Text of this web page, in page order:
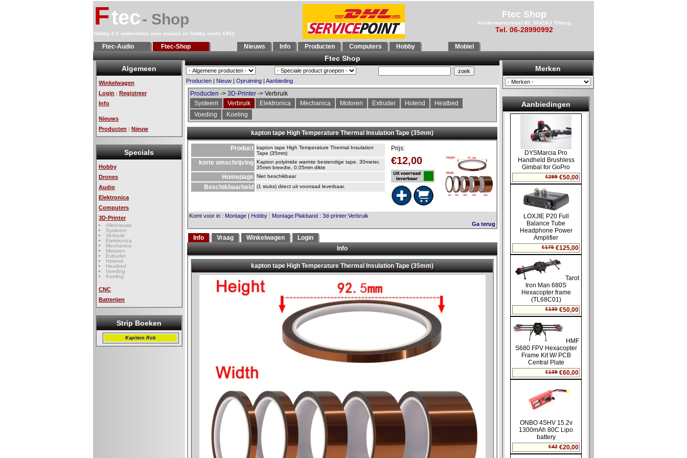
Ftec- Shop
Hobby 2.0 onderdelen voor muziek en hobby sinds 1993
Ftec Shop
Keldermansstraat 45, 5041KJ Tilburg
Tel. 06-28990992
Ftec-Audio Ftec-Shop Nieuws Info Producten Computers Hobby Mobiel
Algemeen
Winkelwagen
Login | Registreer
Info
Nieuws
Producten | Nieuw
Specials
Hobby
Drones
Audio
Elektronica
Computers
3D-Printer
Alle(nieuw)
Systeem
Verbruik
Elektronica
Mechanica
Motoren
Extruder
Hotend
Heatbed
Voeding
Koeling
CNC
Batterijen
Strip Boeken
Kapitein Rob
Ftec Shop
Producten | Nieuw | Opruiming | Aanbieding
Producten -> 3D-Printer -> Verbruik
Systeem
Verbruik Elektronica Mechanica Motoren Extruder Hotend
Heatbed
Voeding
Koeling
kapton tape High Temperature Thermal Insulation Tape (35mm)
Product kapton tape High Temperature Thermal Insulation
Tape (35mm)
korte omschrijving Kapton polyimide warmte bestendige tape. 30meter,
35mm breedte, 0.05mm dikte
Homepage Niet beschikbaar
Beschikbaarheid (1 stuks) direct uit voorraad leverbaar.
Prijs:
€12,00
Komt voor in : Montage | Hobby : Montage:Plakband : 3d-printer:Verbruik
Ga terug
Info Vraag Winkelwagen
Login
Info
Merken
Aanbiedingen